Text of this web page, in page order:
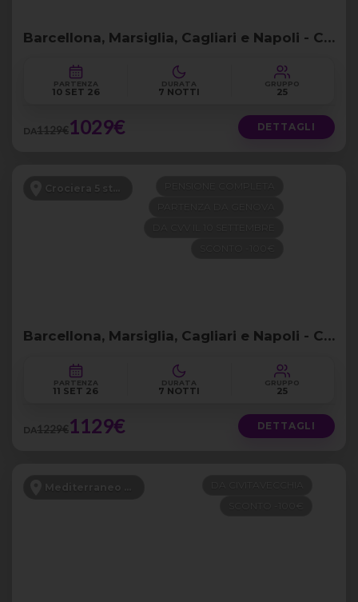
Barcellona, Marsiglia, Cagliari e Napoli - Crociera Costa da CVV
PARTENZA
10 SET 26
DURATA
7 NOTTI
GRUPPO
25
DA1129€1029€ DETTAGLI
Crociera 5 stelle
Barcellona, Marsiglia, Cagliari e Napoli - Crociera Costa da GOA
PARTENZA
11 SET 26
DURATA
7 NOTTI
GRUPPO
25
DA1229€1129€ DETTAGLI
Mediterraneo Occidentale